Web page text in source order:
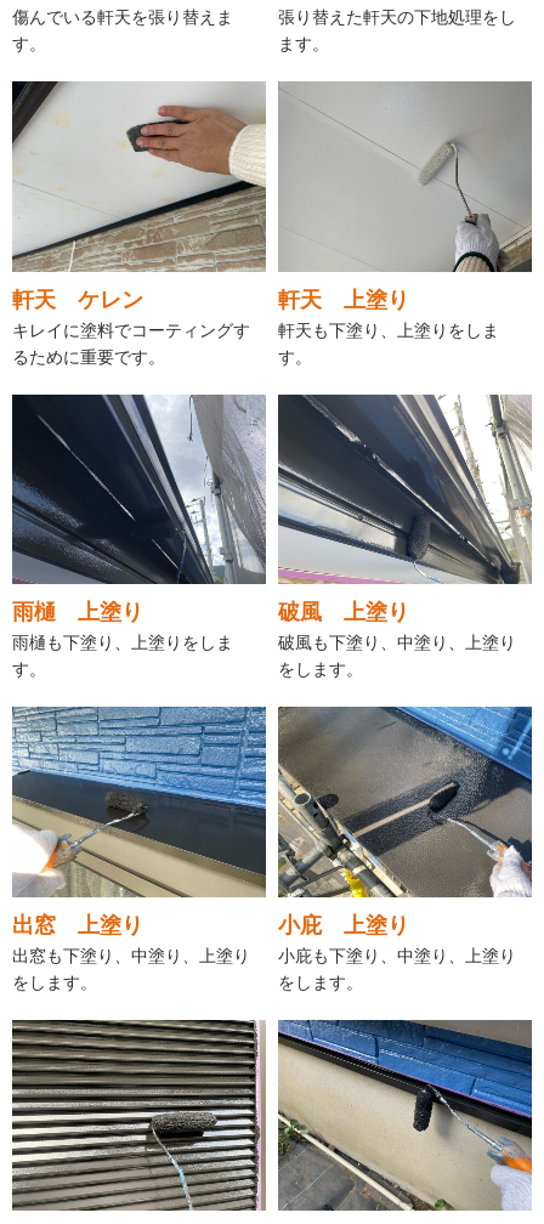
傷んでいる軒天を張り替えま
す。
張り替えた軒天の下地処理をし
ます。
軒天 ケレン
キレイに塗料でコーティングす
るために重要です。
軒天 上塗り
軒天も下塗り、上塗りをしま
す。
雨樋 上塗り
雨樋も下塗り、上塗りをしま
す。
破風 上塗り
破風も下塗り、中塗り、上塗り
をします。
出窓 上塗り
出窓も下塗り、中塗り、上塗り
をします。
小庇 上塗り
小庇も下塗り、中塗り、上塗り
をします。